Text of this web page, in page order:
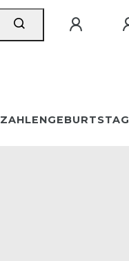
ZAHLENGEBURTSTAG